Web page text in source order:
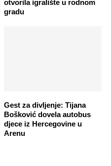
otvorila igralište u rodnom
gradu
Gest za divljenje: Tijana
Bošković dovela autobus
djece iz Hercegovine u
Arenu